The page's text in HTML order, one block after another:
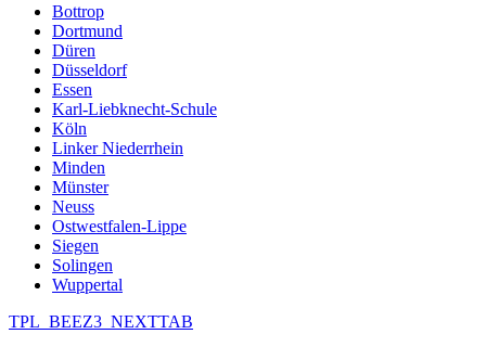
Bottrop
Dortmund
Düren
Düsseldorf
Essen
Karl-Liebknecht-Schule
Köln
Linker Niederrhein
Minden
Münster
Neuss
Ostwestfalen-Lippe
Siegen
Solingen
Wuppertal
TPL_BEEZ3_NEXTTAB